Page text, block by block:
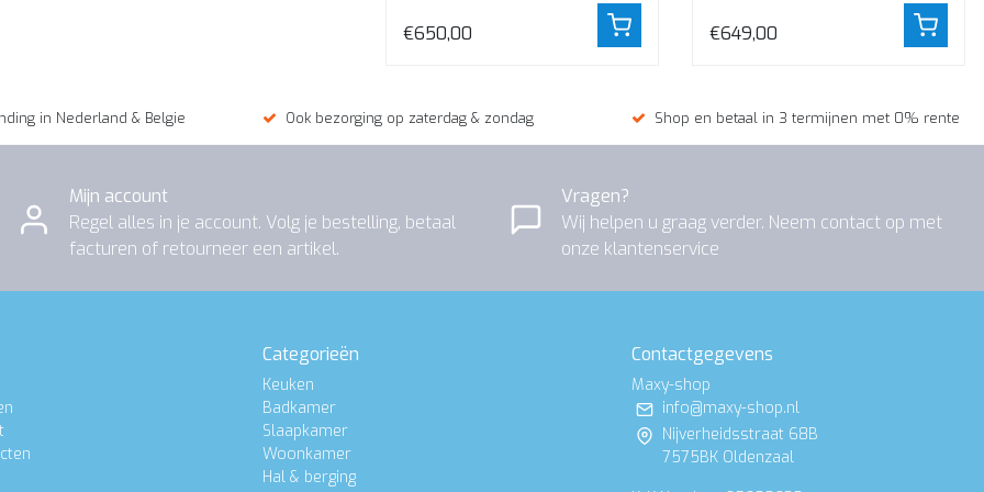
€650,00 €649,00
in Nederland & Belgie Ook bezorging op zaterdag & zondag Shop en betaal in 3 termijnen met 0% rente
Mijn account
Regel alles in je account. Volg je bestelling, betaal
facturen of retourneer een artikel.
Vragen?
Wij helpen u graag verder. Neem contact op met
onze klantenservice
Categorieën
Keuken
Badkamer
Slaapkamer
Woonkamer
Hal & berging
Contactgegevens
Maxy-shop
info@maxy-shop.nl
Nijverheidsstraat 68B
7575BK Oldenzaal